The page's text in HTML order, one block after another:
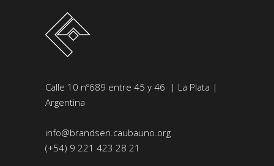
Calle 10 nº689 entre 45 y 46 | La Plata |
Argentina
info@brandsen.caubauno.org
(+54) 9 221 423 28 21